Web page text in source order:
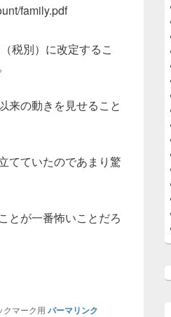
family.pdf
税別）に改定するこ
来の動きを見せること
てていたのであまり驚
とが一番怖いことだろ
クマーク用 パーマリンク